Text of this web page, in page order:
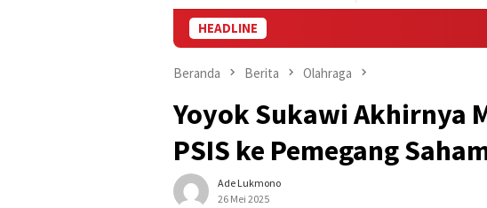
HEADLINE Efek Super
Beranda Berita Olahraga
Yoyok Sukawi Akhirnya
PSIS ke Pemegang
Ade Lukmono
26 Mei 2025